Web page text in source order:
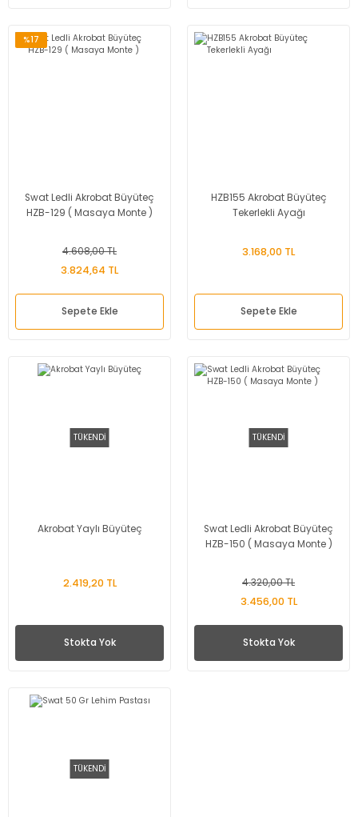
%17
Swat Ledli Akrobat Büyüteç
HZB-129 ( Masaya Monte )
4.608,00 TL
3.824,64 TL
Sepete Ekle
HZB155 Akrobat Büyüteç
Tekerlekli Ayağı
3.168,00 TL
Sepete Ekle
TÜKENDİ
Akrobat Yaylı Büyüteç
2.419,20 TL
Stokta Yok
TÜKENDİ
Swat Ledli Akrobat Büyüteç
HZB-150 ( Masaya Monte )
4.320,00 TL
3.456,00 TL
Stokta Yok
TÜKENDİ